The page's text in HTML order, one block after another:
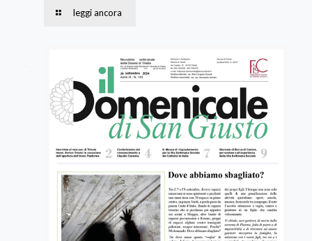
leggi ancora